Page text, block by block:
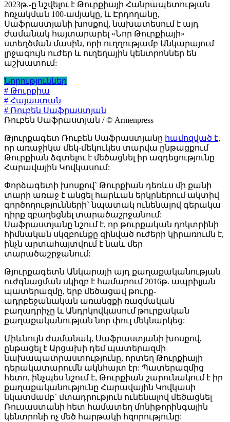
2023թ.-ը նշվելու է Թուրքիայի Հանրապետության
հռչակման 100-ամյակը, և Էրդողանը,
Սաֆրաստյանի խոսքով, նախատեսում է այդ
ժամանակ հայտարարել «Նոր Թուրքիայի»
ստեղծման մասին, որի ուղղությամբ Անկարայում
լրջագույն ուժեր և ուղեղային կենտրոններ են
աշխատում:
Նորություններ
# Թուրքիա
# Հայաստան
# Ռուբեն Սաֆրաստյան
Ռուբեն Սաֆրաստյան / © Armenpress
Թյուրքագետ Ռուբեն Սաֆրաստյանը համոզված է,
որ առաջիկա մեկ-մեկուկես տարվա ընթացքում
Թուրքիան ձգտելու է մեծացնել իր ազդեցությունը
Հարավային Կովկասում:
Փորձագետի խոսքով` Թուրքիան դեռևս մի քանի
տարի առաջ է անցել հարևան երկրներում ակտիվ
գործողությունների` նպատակ ունենալով գերակա
դիրք զբաղեցնել տարածաշրջանում:
Սաֆրաստյանը նշում է, որ թուրքական դոկտրինի
հիմնական սկզբունքը զինված ուժերի կիրառումն է,
ինչն արտահայտվում է նաև մեր
տարածաշրջանում:
Թյուրքագետն Անկարայի այդ քաղաքականության
ուժգնացման սկիզբ է համարում 2016թ. ապրիլյան
պատերազմը, երբ մեծացավ թուրք-
ադրբեջանական առանցքի ռազմական
բաղադրիչը և Անդրկովկասում թուրքական
քաղաքականության նոր փուլ մեկնարկեց:
Միևնույն ժամանակ, Սաֆրաստյանի խոսքով,
ընթացել է Արցախի դեմ պատերազմի
նախապատրաստությունը, որտեղ Թուրքիայի
դերակատարումն ակնհայտ էր: Պատերազմից
հետո, ինչպես նշում է, Թուրքիան շարունակում է իր
քաղաքականությունը Հարավային Կովկասի
նկատմամբ` մտադրություն ունենալով մեծացնել
Ռուսաստանի հետ համատեղ մոնիթորինգային
կենտրոնի ոչ մեծ հարթակի հզորությունը: